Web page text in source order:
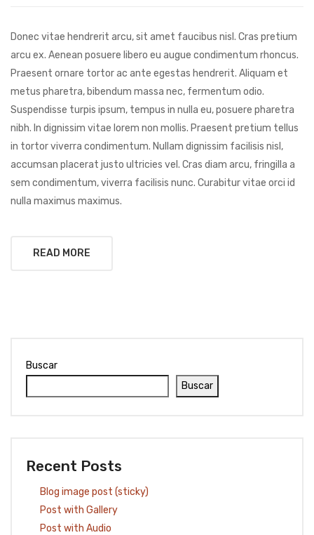
Diploma Segunda Huella de Carbono
Donec vitae hendrerit arcu, sit amet faucibus nisl. Cras pretium
arcu ex. Aenean posuere libero eu augue condimentum rhoncus.
Praesent ornare tortor ac ante egestas hendrerit. Aliquam et
metus pharetra, bibendum massa nec, fermentum odio.
Suspendisse turpis ipsum, tempus in nulla eu, posuere pharetra
nibh. In dignissim vitae lorem non mollis. Praesent pretium tellus
in tortor viverra condimentum. Nullam dignissim facilisis nisl,
accumsan placerat justo ultricies vel. Cras diam arcu, fringilla a
sem condimentum, viverra facilisis nunc. Curabitur vitae orci id
nulla maximus maximus.
READ MORE
Buscar
Buscar
Recent Posts
Blog image post (sticky)
Post with Gallery
Post with Audio